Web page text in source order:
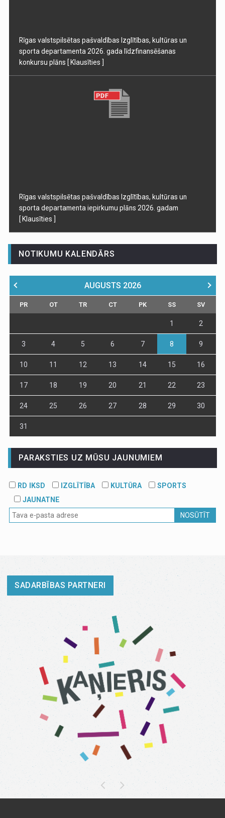
Rīgas valstspilsētas pašvaldības Izglītības, kultūras un
sporta departamenta 2026. gada līdzfinansēšanas
konkursu plāns [ Klausīties ]
Rīgas valstspilsētas pašvaldības Izglītības, kultūras un
sporta departamenta iepirkumu plāns 2026. gadam
[ Klausīties ]
NOTIKUMU KALENDĀRS
AUGUSTS 2026
PR OT TR CT PK SS SV
1 2
3 4 5 6 7 8 9
10 11 12 13 14 15 16
17 18 19 20 21 22 23
24 25 26 27 28 29 30
31
PARAKSTIES UZ MŪSU JAUNUMIEM
RD IKSD IZGLĪTĪBA KULTŪRA
SPORTS
JAUNATNE
NOSŪTĪT
SADARBĪBAS PARTNERI